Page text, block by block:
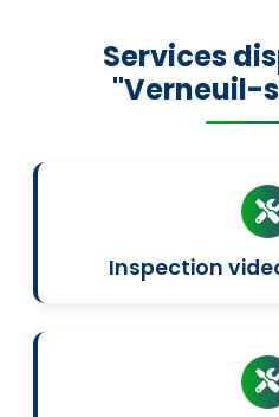
Services
"Verneuil-
Inspection